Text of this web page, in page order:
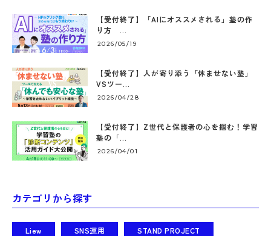
【受付終了】「AIにオススメされる」塾の作
り方 ...
2026/05/19
【受付終了】人が寄り添う「休ませない塾」
VSツー...
2026/04/28
【受付終了】Z世代と保護者の心を掴む！学習
塾の「...
2026/04/01
カテゴリから探す
Liew SNS運用 STAND PROJECT